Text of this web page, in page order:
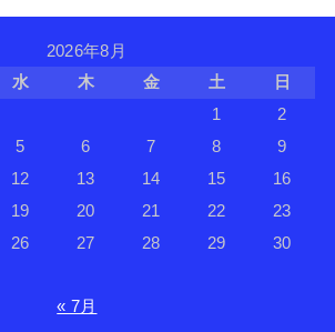
2026年8月
水 木 金 土
日
1
2
5 6 7 8
9
12 13 14 15
16
19 20 21 22
23
26 27 28 29
30
« 7月